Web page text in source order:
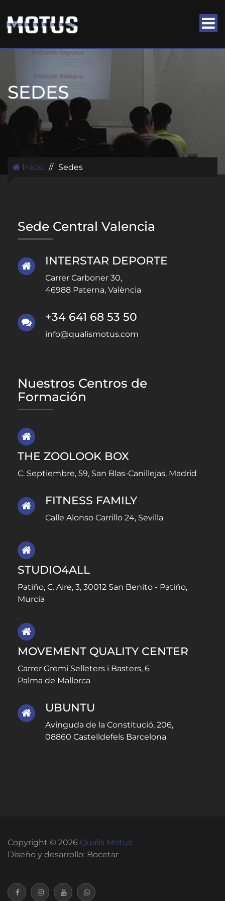
SEDES
Inicio // Sedes
Sede Central Valencia
INTERSTAR DEPORTE
Carrer Carboner 30,
46988 Paterna, València
+34 641 68 53 50
info@qualismotus.com
Nuestros Centros de
Formación
THE ZOOLOOK BOX
C. Septiembre, 59, San Blas-Canillejas, Madrid
FITNESS FAMILY
Calle Alonso Carrillo 24, Sevilla
STUDIO4ALL
Patiño, C. Aire, 3, 30012 San Benito - Patiño,
Murcia
MOVEMENT QUALITY CENTER
Carrer Gremi Selleters i Basters, 6
Palma de Mallorca
UBUNTU
Avinguda de la Constitució, 206,
08860 Castelldefels Barcelona
Copyright © 2026 Qualis Motus
Diseño y desarrollo: Bocetar